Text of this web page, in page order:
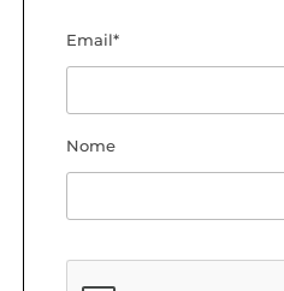
Email*
Nome